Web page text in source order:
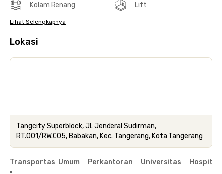
Kolam Renang Lift
Lihat Selengkapnya
Lokasi
Tangcity Superblock, Jl. Jenderal Sudirman,
RT.001/RW.005, Babakan, Kec. Tangerang, Kota Tangerang
Transportasi Umum Perkantoran Universitas Hospital